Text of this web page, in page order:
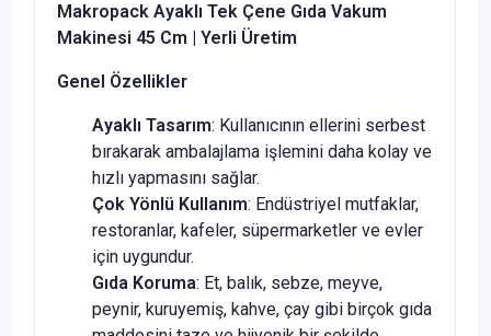
Makropack Ayaklı Tek Çene Gıda Vakum
Makinesi 45 Cm | Yerli Üretim
Genel Özellikler
Ayaklı Tasarım: Kullanıcının ellerini serbest
bırakarak ambalajlama işlemini daha kolay ve
hızlı yapmasını sağlar.
Çok Yönlü Kullanım: Endüstriyel mutfaklar,
restoranlar, kafeler, süpermarketler ve evler
için uygundur.
Gıda Koruma: Et, balık, sebze, meyve,
peynir, kuruyemiş, kahve, çay gibi birçok gıda